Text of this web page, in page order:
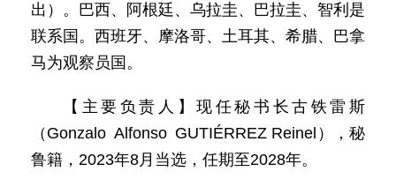
出）。巴西、阿根廷、乌拉圭、巴拉圭、智利是
联系国。西班牙、摩洛哥、土耳其、希腊、巴拿
马为观察员国。
【主要负责人】现任秘书长古铁雷斯
（Gonzalo Alfonso GUTIÉRREZ Reinel），秘
鲁籍，2023年8月当选，任期至2028年。